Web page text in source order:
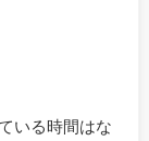
いる時間はな